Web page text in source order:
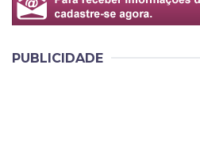
PUBLICIDADE